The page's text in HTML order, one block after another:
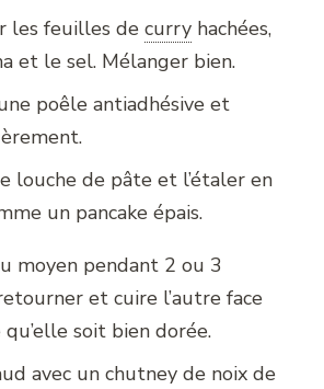
les feuilles de curry hachées,
et le sel. Mélanger bien.
poêle antiadhésive et
louche de pâte et l’étaler en
un pancake épais.
moyen pendant 2 ou 3
et cuire l’autre face
qu’elle soit bien dorée.
avec un chutney de noix de